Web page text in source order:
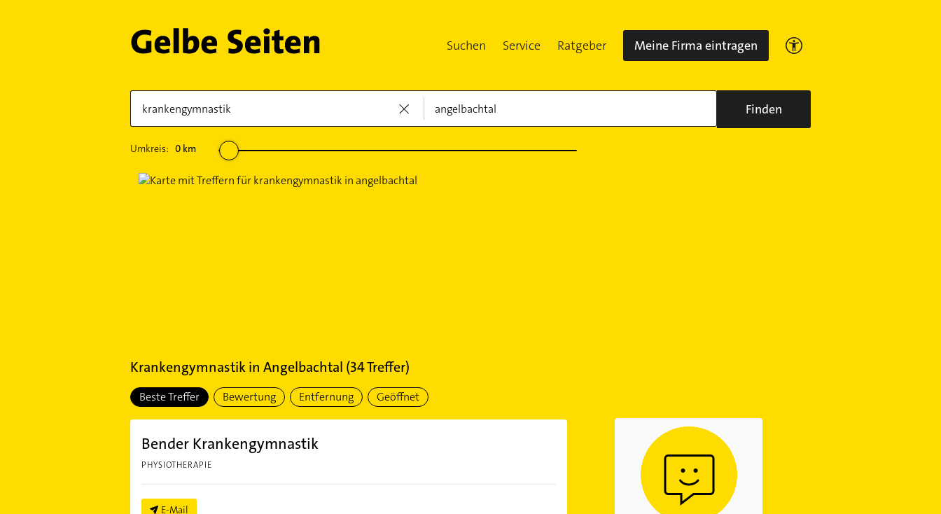
Suchen Service Ratgeber Meine Firma eintragen
Finden
Umkreis: 0km
Krankengymnastikin Angelbachtal (34Treffer)
Beste Treffer Bewertung Entfernung Geöffnet
Bender Krankengymnastik
PHYSIOTHERAPIE
E-Mail